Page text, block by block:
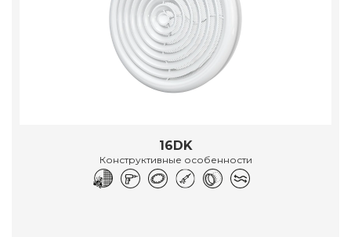
16DK
Конструктивные особенности